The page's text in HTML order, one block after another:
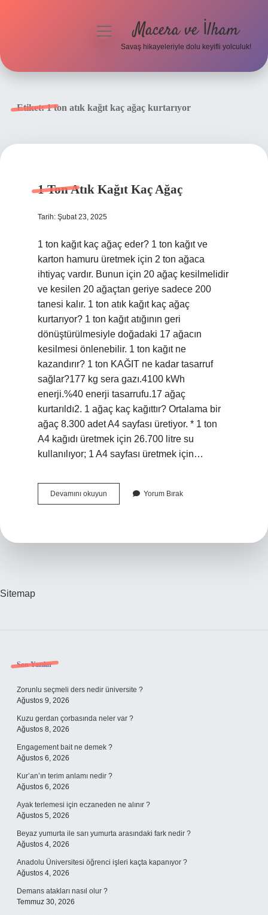
menüyüMacera ve İlham
Savaş hikayeleriyle dolu keyifli yolculuk!
Etiket:1 ton atık kağıt kaç ağaç kurtarıyor
1 Ton Atık Kağıt Kaç Ağaç
Tarih: Şubat 23, 2025
1 ton kağıt kaç ağaç eder? 1 ton kağıt ve
karton hamuru üretmek için 2 ton ağaca
ihtiyaç vardır. Bunun için 20 ağaç kesilmelidir
ve kesilen 20 ağaçtan geriye sadece 200
tanesi kalır. 1 ton atık kağıt kaç ağaç
kurtarıyor? 1 ton kağıt atığının geri
dönüştürülmesiyle doğadaki 17 ağacın
kesilmesi önlenebilir. 1 ton kağıt ne
kazandırır? 1 ton KAĞIT ne kadar tasarruf
sağlar?177 kg sera gazı.4100 kWh
enerji.%40 enerji tasarrufu.17 ağaç
kurtarıldı2. 1 ağaç kaç kağıttır? Ortalama bir
ağaç 8.300 adet A4 sayfası üretiyor. * 1 ton
A4 kağıdı üretmek için 26.700 litre su
kullanılıyor; 1 A4 sayfası üretmek için…
Devamını okuyun
Ton
Yorum Bırak
Sitemap
Sidebar
Son Yazılar
Zorunlu seçmeli ders nedir üniversite ?
Ağustos 9, 2026
Kuzu gerdan çorbasında neler var ?
Ağustos 8, 2026
Engagement bait ne demek ?
Ağustos 6, 2026
Kur’an’ın terim anlamı nedir ?
Ağustos 6, 2026
Ayak terlemesi için eczaneden ne alınır ?
Ağustos 5, 2026
Beyaz yumurta ile sarı yumurta arasındaki fark nedir ?
Ağustos 4, 2026
Anadolu Üniversitesi öğrenci işleri kaçta kapanıyor ?
Ağustos 4, 2026
Demans atakları nasıl olur ?
Temmuz 30, 2026